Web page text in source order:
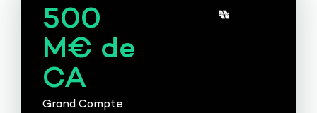
500
M€ de
CA
Grand Compte